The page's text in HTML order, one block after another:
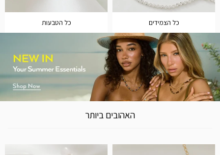
כל הצמידים כל הטבעות
האהובים ביותר